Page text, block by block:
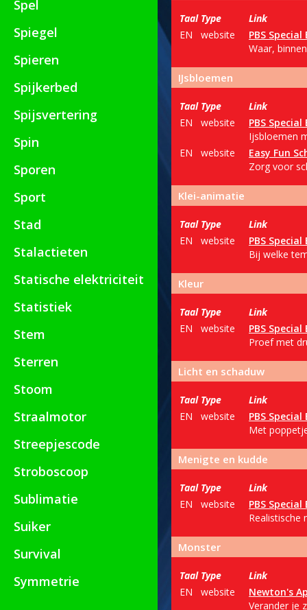
Spel
Spiegel
Spieren
Spijkerbed
Spijsvertering
Spin
Sporen
Sport
Stad
Stalactieten
Statische elektriciteit
Statistiek
Stem
Sterren
Stoom
Straalmotor
Streepjescode
Stroboscoop
Sublimatie
Suiker
Survival
Symmetrie
Taal Type
Link
EN
website
PBS Special
Waar,
IJsbloemen
Taal Type
Link
EN
website
PBS Special
Ijsbloemen
EN
website
Easy Fun
Zorg voor
Klei-animatie
Taal Type
Link
EN
website
PBS Special
Bij welke
Kleur
Taal Type
Link
EN
website
PBS Special
Proef met
Licht en schaduw
Taal Type
Link
EN
website
PBS Special
Met
Menigte en kudde
Taal Type
Link
EN
website
PBS Special
Realistische
Monster
Taal Type
Link
EN
website
Newton's
Verander je